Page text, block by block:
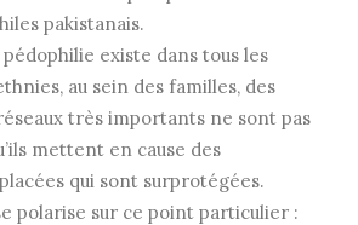
pakistanais.
existe dans tous les
au sein des familles, des
très importants ne sont pas
mettent en cause des
qui sont surprotégées.
polarise sur ce point particulier :